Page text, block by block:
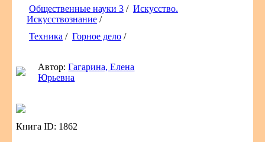
Общественные науки 3 / Искусство.
Искусствознание /
Техника / Горное дело /
Автор:Гагарина, Елена
Юрьевна
Книга ID: 1862